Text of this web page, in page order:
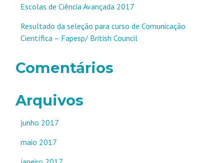
Escolas de Ciência Avançada 2017
Resultado da seleção para curso de Comunicação
Científica – Fapesp/ British Council
Comentários
Arquivos
junho 2017
maio 2017